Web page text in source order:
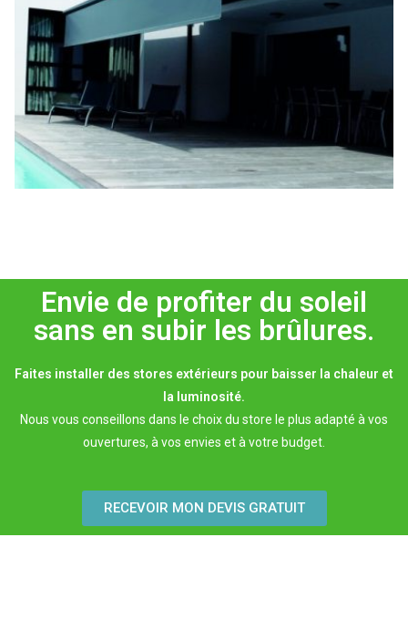
Envie de profiter du soleil
sans en subir les brûlures.
Faites installer des stores extérieurs pour baisser la chaleur et
la luminosité.
Nous vous conseillons dans le choix du store le plus adapté à vos
ouvertures, à vos envies et à votre budget.
RECEVOIR MON DEVIS GRATUIT